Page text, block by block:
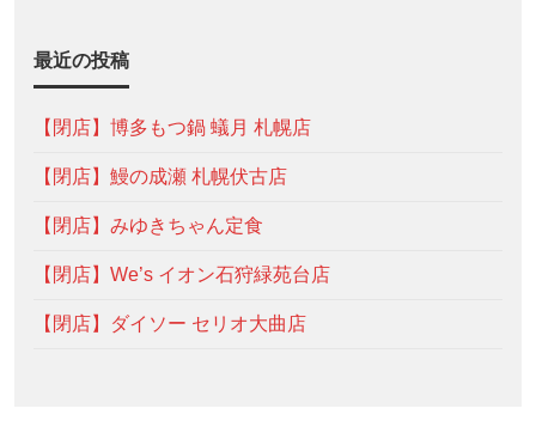
最近の投稿
【閉店】博多もつ鍋 蟻月 札幌店
【閉店】鰻の成瀬 札幌伏古店
【閉店】みゆきちゃん定食
【閉店】We’s イオン石狩緑苑台店
【閉店】ダイソー セリオ大曲店